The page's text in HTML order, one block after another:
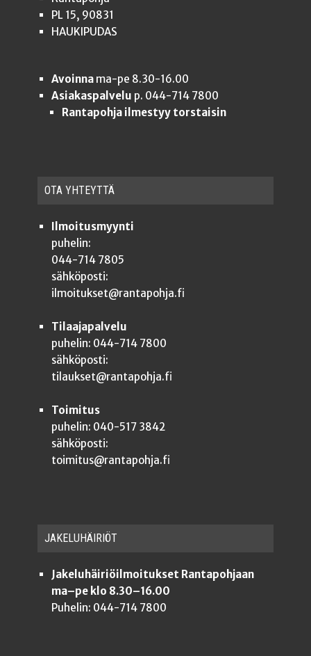
PL 15, 90831
HAUKIPUDAS
Avoinnama-pe 8.30-16.00
Asiakaspalvelu p. 044-714 7800
Rantapohja ilmestyy torstaisin
OTA YHTEYT­TÄ
Ilmoitusmyynti
puhelin:
044-714 7805
sähköposti:
ilmoitukset@rantapohja.fi
Tilaajapalvelu
puhelin: 044-714 7800
sähköposti:
tilaukset@rantapohja.fi
Toimitus
puhelin: 040-517 3842
sähköposti:
toimitus@rantapohja.fi
JAKE­LU­HÄI­RIÖT
Jakeluhäiriöilmoitukset Rantapohjaan
ma–pe klo 8.30–16.00
Puhelin: 044-714 7800